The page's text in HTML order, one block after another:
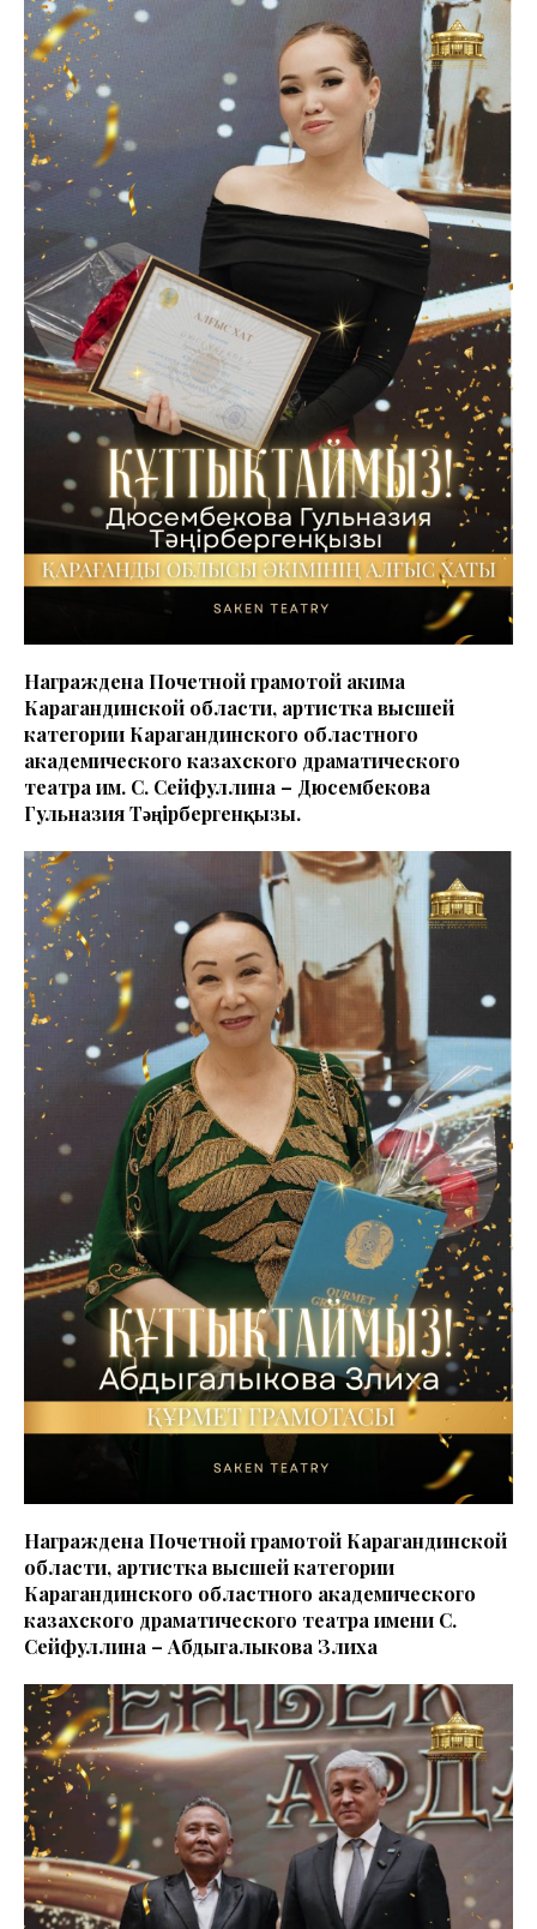
Награждена Почетной грамотой акима
Карагандинской области, артистка высшей
категории Карагандинского областного
академического казахского драматического
театра им. С. Сейфуллина – Дюсембекова
Гульназия Тәңірбергенқызы.
Награждена Почетной грамотой Карагандинской
области, артистка высшей категории
Карагандинского областного академического
казахского драматического театра имени С.
Сейфуллина – Абдыгалыкoва Злиха